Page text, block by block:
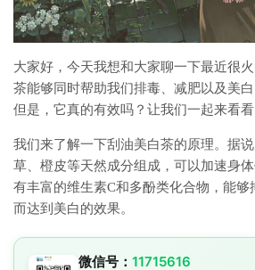
大家好，今天我想和大家聊一下最近很
茶能够同时帮助我们排毒、减肥以及美白
但是，它真的有效吗？让我们一起来看看
我们来了解一下刮油美白茶的原理。据
草、橙皮等天然成分组成，可以加速身
有丰富的维生素C和多酚类化合物，能够
而达到美白的效果。
微信号： 11715616